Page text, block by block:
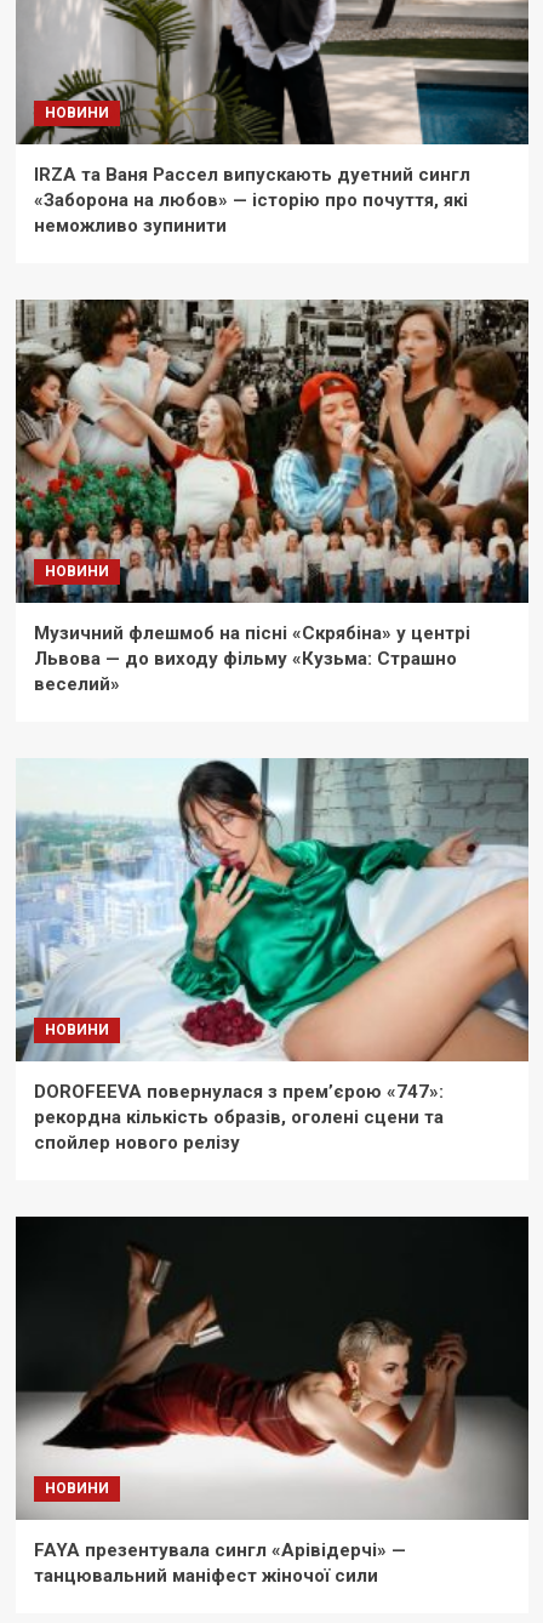
НОВИНИ
IRZA та Ваня Рассел випускають дуетний сингл
«Заборона на любов» — історію про почуття, які
неможливо зупинити
НОВИНИ
Музичний флешмоб на пісні «Скрябіна» у центрі
Львова — до виходу фільму «Кузьма: Страшно
веселий»
НОВИНИ
DOROFEEVA повернулася з прем’єрою «747»:
рекордна кількість образів, оголені сцени та
спойлер нового релізу
НОВИНИ
FAYA презентувала сингл «Арівідерчі» —
танцювальний маніфест жіночої сили